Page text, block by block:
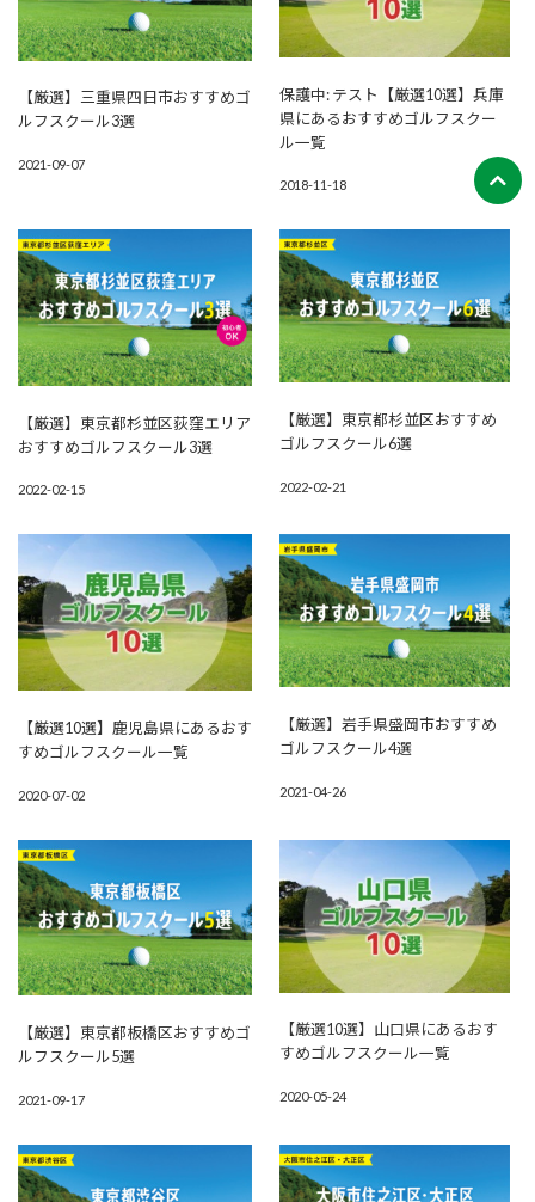
【厳選】三重県四日市おすすめゴ
ルフスクール3選
2021-09-07
保護中: テスト【厳選10選】兵庫
県にあるおすすめゴルフスクー
ル一覧
2018-11-18
【厳選】東京都杉並区荻窪エリア
おすすめゴルフスクール3選
2022-02-15
【厳選】東京都杉並区おすすめ
ゴルフスクール6選
2022-02-21
【厳選10選】鹿児島県にあるおす
すめゴルフスクール一覧
2020-07-02
【厳選】岩手県盛岡市おすすめ
ゴルフスクール4選
2021-04-26
【厳選】東京都板橋区おすすめゴ
ルフスクール5選
2021-09-17
【厳選10選】山口県にあるおす
すめゴルフスクール一覧
2020-05-24